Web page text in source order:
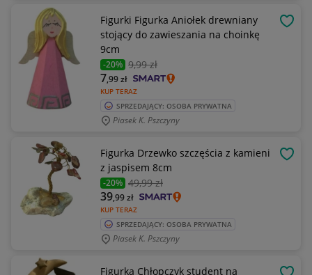
Figurki Figurka Aniołek drewniany
stojący do zawieszania na choinkę
9cm
-20% 9,99 zł
KUP TERAZ
7,99zł
SPRZEDAJĄCY: OSOBA PRYWATNA
Piasek K. Pszczyny
Figurka Drzewko szczęścia z kamieni
z jaspisem 8cm
-20% 49,99 zł
KUP TERAZ
39,99zł
SPRZEDAJĄCY: OSOBA PRYWATNA
Piasek K. Pszczyny
Figurka Chłopczyk student na